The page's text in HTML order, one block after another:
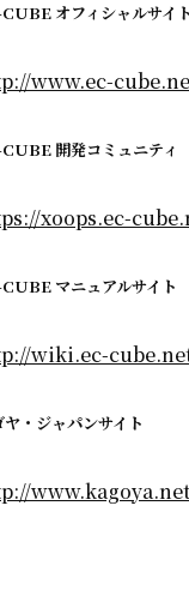
オフィシャルサイト
www.ec-
開発コミュニティ
xoops.ec-
マニュアルサイト
wiki.ec-
ヤ・ジャパンサイト